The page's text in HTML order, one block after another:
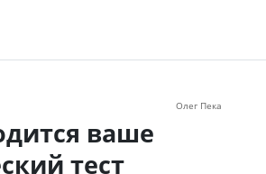
Олег Пека
ваше
тест